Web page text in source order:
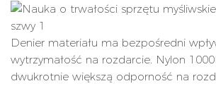
Denier materiału ma bezpośredni
wytrzymałość na rozdarcie. Nylon
dwukrotnie większą odporność na